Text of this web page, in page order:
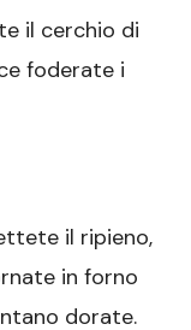
il cerchio di
foderate i
il ripieno,
in forno
dorate.